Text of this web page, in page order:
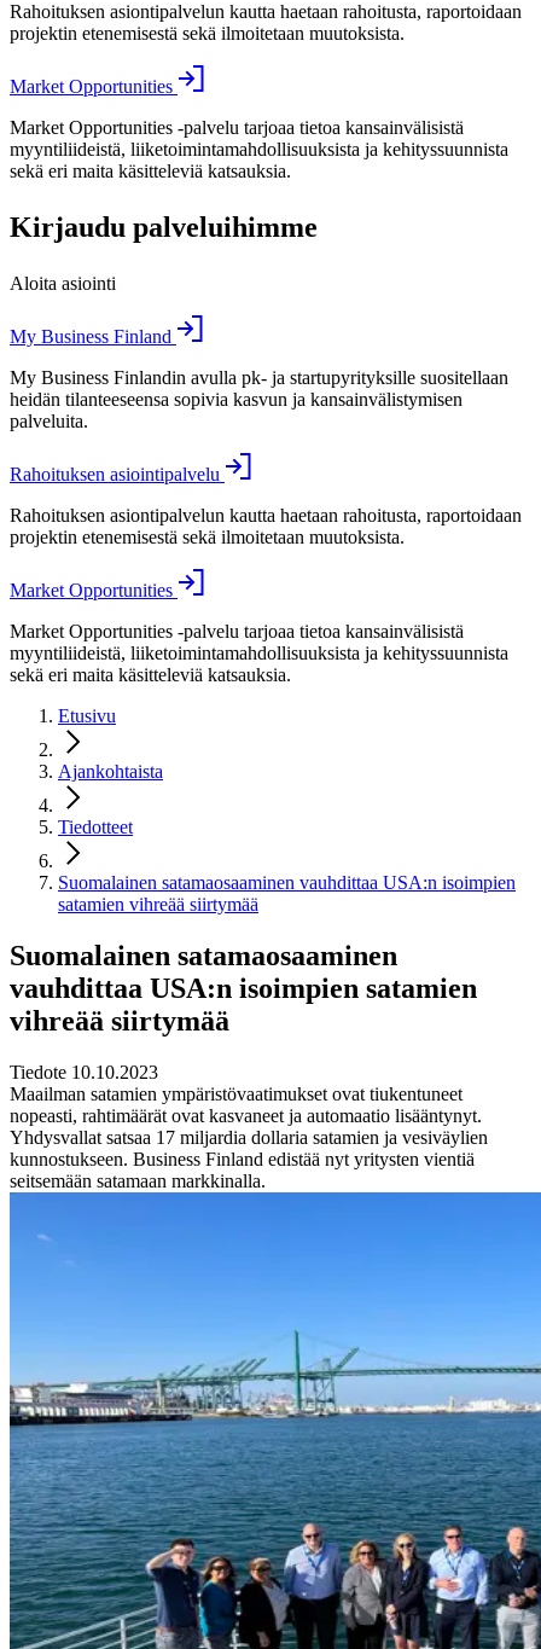
Rahoituksen asiontipalvelun kautta haetaan rahoitusta, raportoidaan
projektin etenemisestä sekä ilmoitetaan muutoksista.
Market Opportunities
Market Opportunities -palvelu tarjoaa tietoa kansainvälisistä
myyntiliideistä, liiketoimintamahdollisuuksista ja kehityssuunnista
sekä eri maita käsitteleviä katsauksia.
Kirjaudu palveluihimme
Aloita asiointi
My Business Finland
My Business Finlandin avulla pk- ja startupyrityksille suositellaan
heidän tilanteeseensa sopivia kasvun ja kansainvälistymisen
palveluita.
Rahoituksen asiointipalvelu
Rahoituksen asiontipalvelun kautta haetaan rahoitusta, raportoidaan
projektin etenemisestä sekä ilmoitetaan muutoksista.
Market Opportunities
Market Opportunities -palvelu tarjoaa tietoa kansainvälisistä
myyntiliideistä, liiketoimintamahdollisuuksista ja kehityssuunnista
sekä eri maita käsitteleviä katsauksia.
Etusivu
Ajankohtaista
Tiedotteet
Suomalainen satamaosaaminen vauhdittaa USA:n isoimpien
satamien vihreää siirtymää
Suomalainen satamaosaaminen
vauhdittaa USA:n isoimpien satamien
vihreää siirtymää
Tiedote 10.10.2023
Maailman satamien ympäristövaatimukset ovat tiukentuneet
nopeasti, rahtimäärät ovat kasvaneet ja automaatio lisääntynyt.
Yhdysvallat satsaa 17 miljardia dollaria satamien ja vesiväylien
kunnostukseen. Business Finland edistää nyt yritysten vientiä
seitsemään satamaan markkinalla.